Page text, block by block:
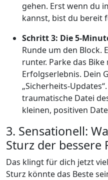
gehen. Erst wenn du
kannst, bist du bereit
Schritt 3: Die 5-
Runde um den Block.
runter. Parke das
Erfolgserlebnis. Dein
„Sicherheits-
traumatische Datei
kleinen, positiven
3. Sensationell:
Sturz der bessere
Das klingt für dich jetzt
Sturz könnte das Beste